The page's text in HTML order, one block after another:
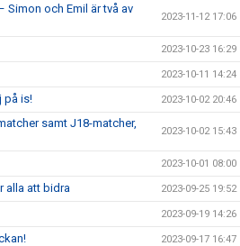
Simon och Emil är två av
2023-11-12 17:06
2023-10-23 16:29
2023-10-11 14:24
på is! 2023-10-02 20:46
samt J18-matcher,
2023-10-02 15:43
2023-10-01 08:00
alla att bidra 2023-09-25 19:52
2023-09-19 14:26
2023-09-17 16:47